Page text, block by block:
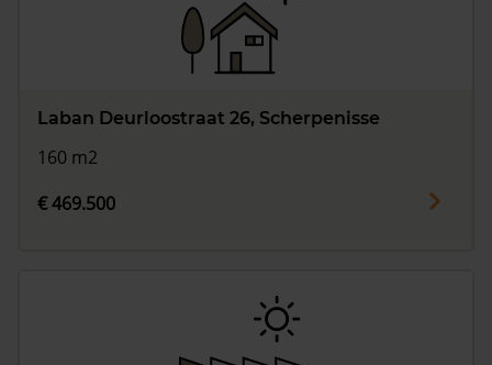
Laban Deurloostraat 26, Scherpenisse
160 m2
€ 469.500